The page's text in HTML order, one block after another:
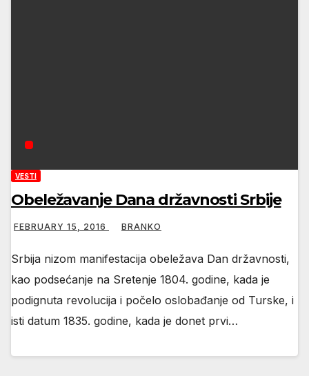
VESTI
Obeležavanje Dana državnosti Srbije
FEBRUARY 15, 2016 BRANKO
Srbija nizom manifestacija obeležava Dan državnosti,
kao podsećanje na Sretenje 1804. godine, kada je
podignuta revolucija i počelo oslobađanje od Turske, i
isti datum 1835. godine, kada je donet prvi…